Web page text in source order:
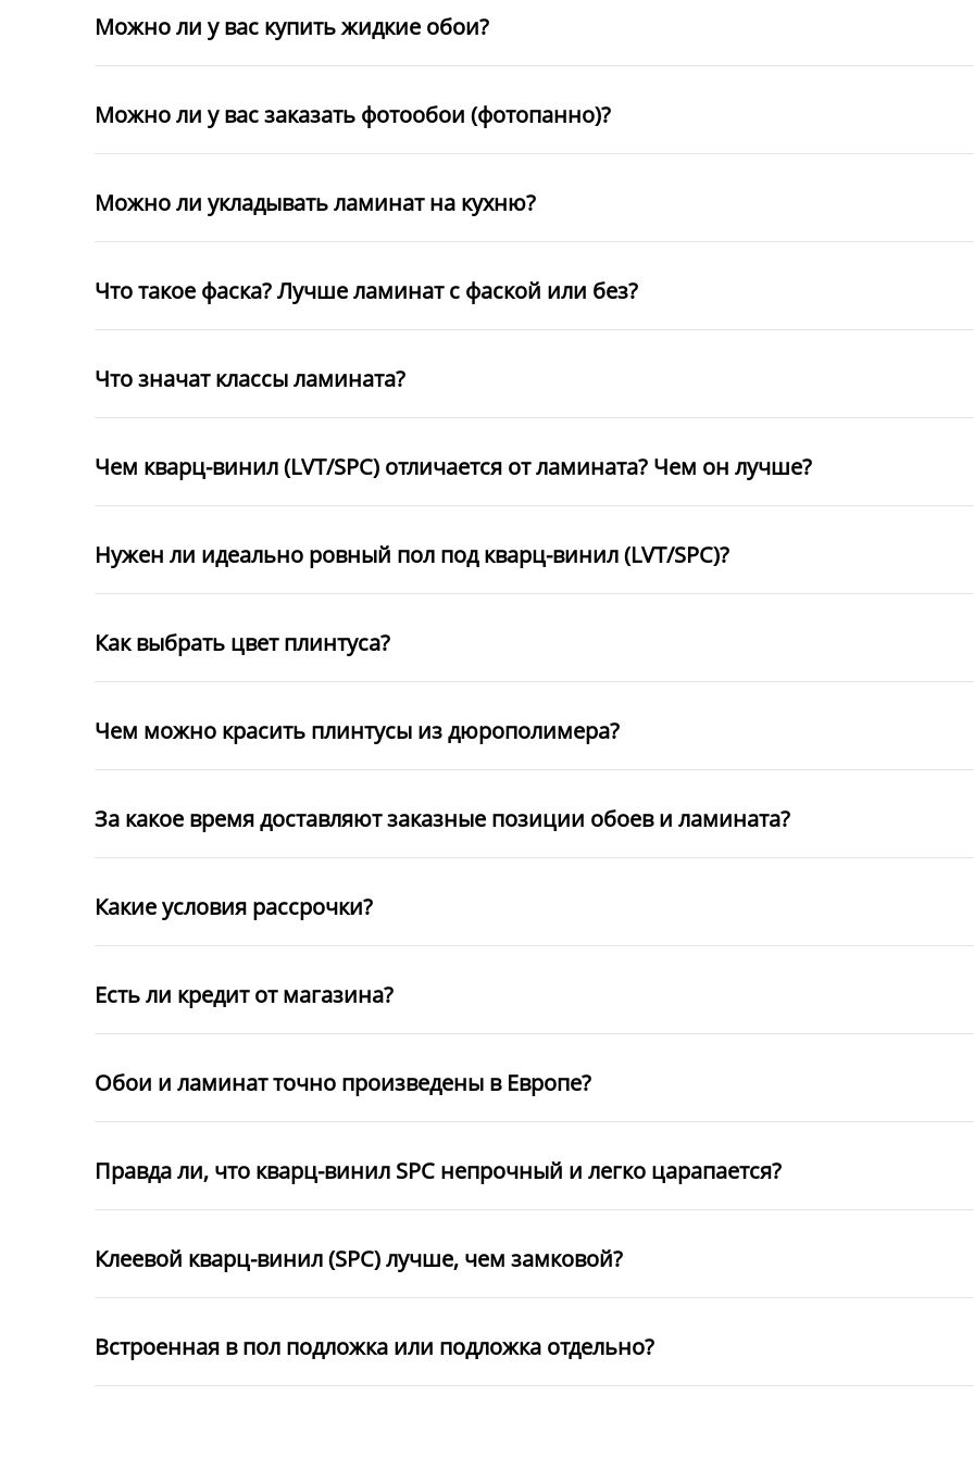
Можно ли у вас купить жидкие обои?
Можно ли у вас заказать фотообои (фотопанно)?
Можно ли укладывать ламинат на кухню?
Что такое фаска? Лучше ламинат с фаской или без?
Что значат классы ламината?
Чем кварц-винил (LVT/SPC) отличается от ламината? Чем он лучше?
Нужен ли идеально ровный пол под кварц-винил (LVT/SPC)?
Как выбрать цвет плинтуса?
Чем можно красить плинтусы из дюрополимера?
За какое время доставляют заказные позиции обоев и ламината?
Какие условия рассрочки?
Есть ли кредит от магазина?
Обои и ламинат точно произведены в Европе?
Правда ли, что кварц-винил SPC непрочный и легко царапается?
Клеевой кварц-винил (SPC) лучше, чем замковой?
Встроенная в пол подложка или подложка отдельно?